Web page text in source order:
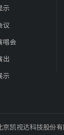
示
议
唱会
出
示
凯视达科技股份